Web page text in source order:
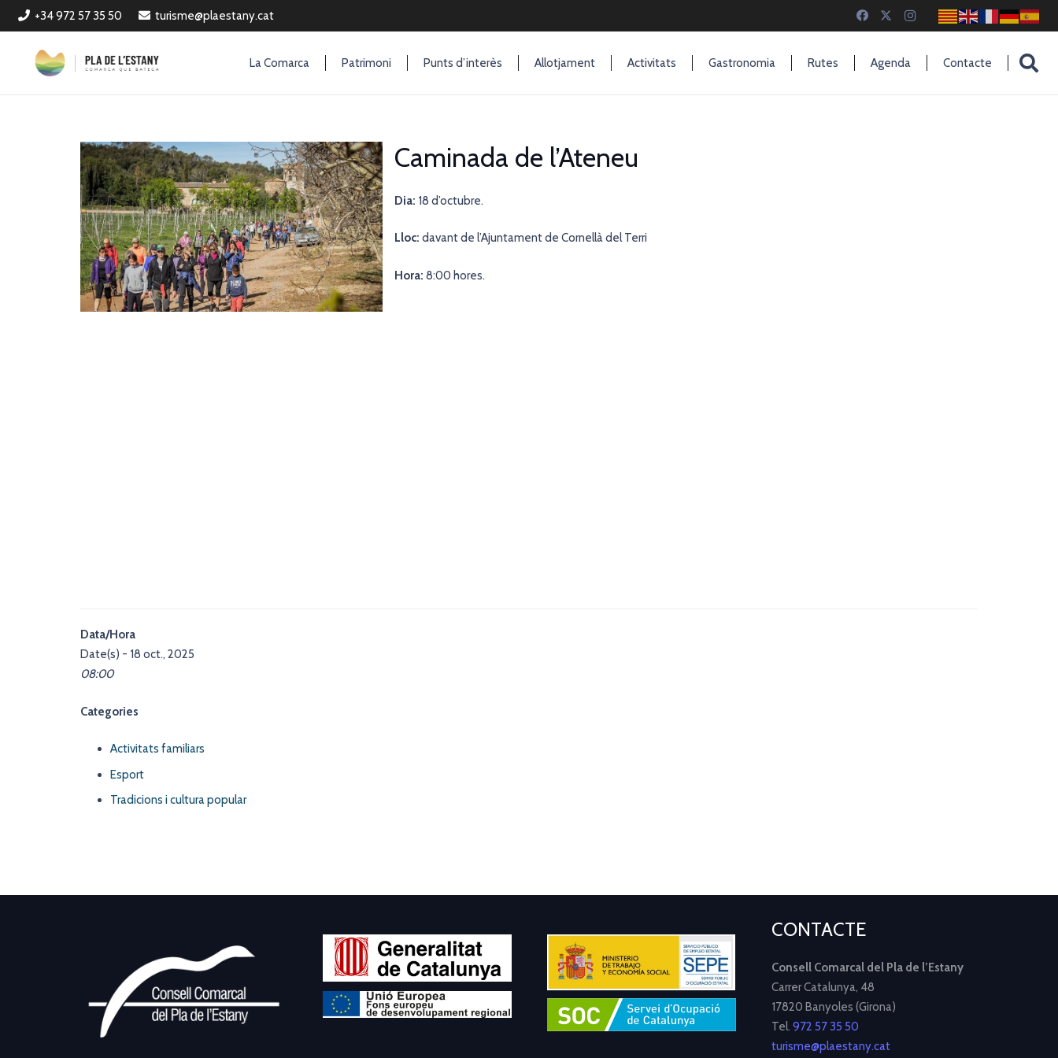
+34 972 57 35 50 turisme@plaestany.cat
La Comarca Patrimoni Punts d’interès Allotjament Activitats Gastronomia Rutes Agenda Contacte
Caminada de l’Ateneu
Dia: 18 d’octubre.
Lloc: davant de l’Ajuntament de Cornellà del Terri
Hora: 8:00 hores.
Data/Hora
Date(s) - 18 oct., 2025
08:00
Categories
Activitats familiars
Esport
Tradicions i cultura popular
CONTACTE
Consell Comarcal del Pla de l’Estany
Carrer Catalunya, 48
17820 Banyoles (Girona)
Tel. 972 57 35 50
turisme@plaestany.cat